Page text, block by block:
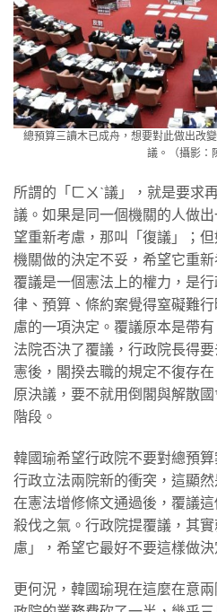
總預算三讀木已成舟，想要對此做出改
議。（攝影：
所謂的「ㄈㄨˋ議」，就是要求
議。如果是同一個機關的人做
望重新考慮，那叫「復議」；
機關做的決定不妥，希望它重
覆議是一個憲法上的權力，是
律、預算、條約案覺得窒礙難
慮的一項決定。覆議原本是帶
法院否決了覆議，行政院長得
憲後，閣揆去職的規定不復存
原決議，要不就用倒閣與解散
階段。
韓國瑜希望行政院不要對總預
行政立法兩院新的衝突，這顯
在憲法增修條文通過後，覆議
殺伐之氣。行政院提覆議，其
慮」，希望它最好不要這樣做
更何況，韓國瑜現在這麼在意